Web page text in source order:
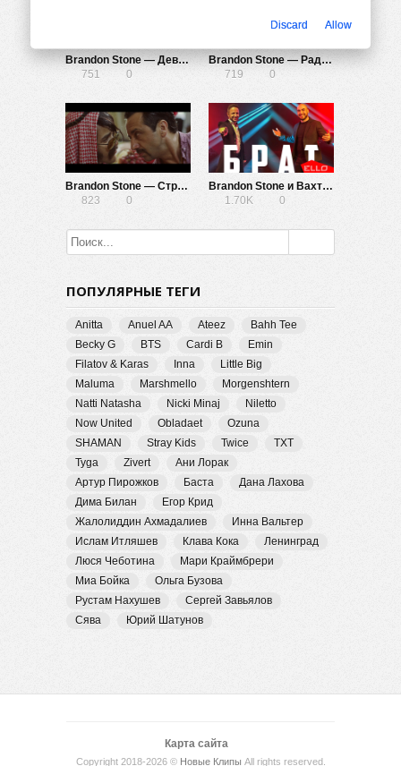
Brandon Stone — Девочка смартфон
751
0
Brandon Stone — Радиостанции
719
0
Brandon Stone — Строптивая
823
0
Brandon Stone и Вахтанг — Брат
1.70K
0
ПОПУЛЯРНЫЕ ТЕГИ
Anitta Anuel AA Ateez
Bahh Tee
Becky G
BTS Cardi B
Emin
Filatov & Karas
Inna
Little Big
Maluma
Marshmello
Morgenshtern
Natti Natasha
Nicki Minaj
Niletto
Now United
Obladaet
Ozuna
SHAMAN
Stray Kids Twice
TXT
Tyga
Zivert
Ани Лорак
Артур Пирожков
Баста
Дана Лахова
Дима Билан
Егор Крид
Жалолиддин Ахмадалиев
Инна Вальтер
Ислам Итляшев
Клава Кока
Ленинград
Люся Чеботина
Мари Краймбрери
Миа Бойка
Ольга Бузова
Рустам Нахушев
Сергей Завьялов
Сява
Юрий Шатунов
Карта сайта
Copyright 2018-2026 © Новые Клипы All rights reserved.
Discard Allow